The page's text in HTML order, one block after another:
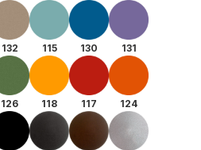
132 115 130 131
126 118 117 124